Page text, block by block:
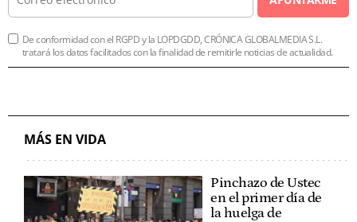
De conformidad con el RGPD y la LOPDGDD, CRÓNICA GLOBALMEDIA S.L.
tratará los datos facilitados con la finalidad de remitirle noticias de actualidad.
MÁS EN VIDA
Pinchazo de Ustec
en el primer día de
la huelga de